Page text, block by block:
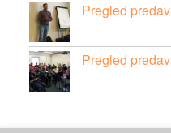
Pregled
Pregled